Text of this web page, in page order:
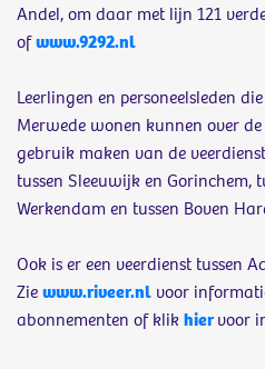
Andel, om daar met lijn 121
ofwww.9292.nl
Leerlingen en personeelsleden
Merwede wonen kunnen over
gebruik maken van de
tussen Sleeuwijk en Gorinchem,
Werkendam en tussen Boven
Ook is er een veerdienst tussen
Ziewww.riveer.nl voor
abonnementen of klikhiervoor